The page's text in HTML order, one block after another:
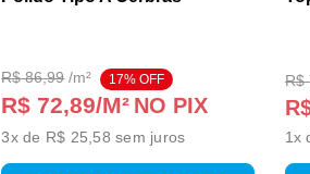
R$ 86,99/m² 17% OFF
R$ 72,89/M² NO PIX
3x de R$ 25,58 sem juros
R$
1x